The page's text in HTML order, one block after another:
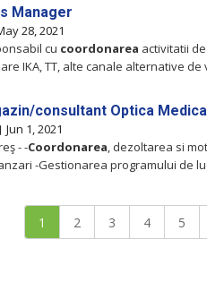
Manager
28, 2021
cu coordonarea activitatii
IKA, TT, alte canale alternative
consultant Optica
Jun 1, 2021
- -Coordonarea, dezoltarea si
-Gestionarea programului de
1 2 3 4 5